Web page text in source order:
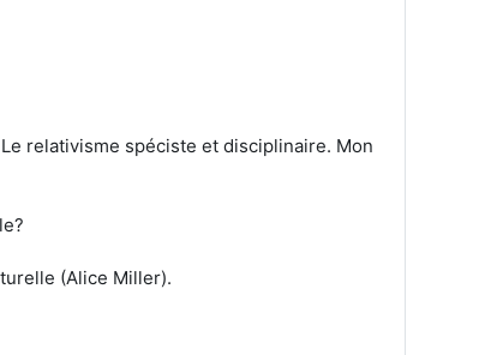
Le relativisme spéciste et disciplinaire. Mon
(Alice Miller).